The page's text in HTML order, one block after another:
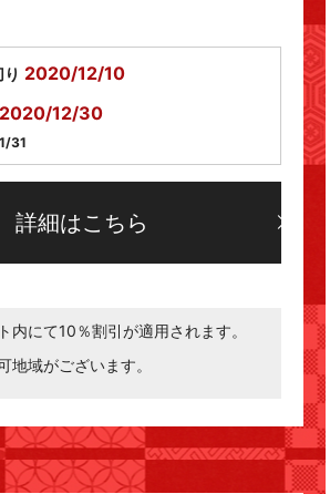
2020/12/10
2020/12/30
31
詳細はこちら
内にて10％割引が適用されます。
地域がございます。